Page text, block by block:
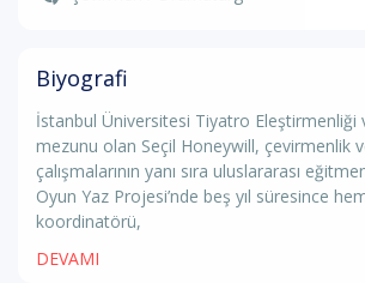
Biyografi
İstanbul Üniversitesi Tiyatro Eleştirmenliği
mezunu olan Seçil Honeywill, çevirmenlik
çalışmalarının yanı sıra uluslararası
Oyun Yaz Projesi’nde beş yıl süresince
koordinatörü,
DEVAMI